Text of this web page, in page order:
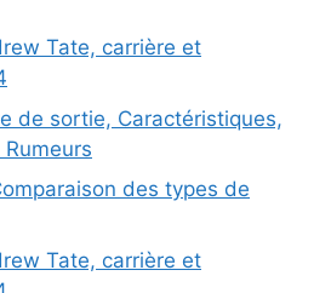
Tate, carrière et
de sortie, Caractéristiques,
des types de
Tate, carrière et